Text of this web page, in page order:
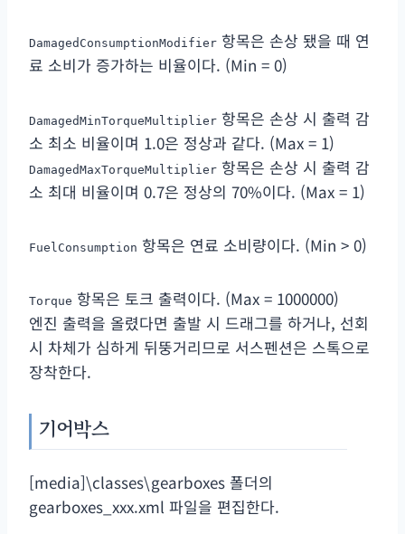
DamagedConsumptionModifier 항목은 손상 됐을 때 연
료 소비가 증가하는 비율이다. (Min = 0)
DamagedMinTorqueMultiplier 항목은 손상 시 출력 감
소 최소 비율이며 1.0은 정상과 같다. (Max = 1)
DamagedMaxTorqueMultiplier 항목은 손상 시 출력 감
소 최대 비율이며 0.7은 정상의 70%이다. (Max = 1)
FuelConsumption 항목은 연료 소비량이다. (Min > 0)
Torque 항목은 토크 출력이다. (Max = 1000000)
엔진 출력을 올렸다면 출발 시 드래그를 하거나, 선회
시 차체가 심하게 뒤뚱거리므로 서스펜션은 스톡으로
장착한다.
기어박스
[media]\classes\gearboxes 폴더의
gearboxes_xxx.xml 파일을 편집한다.